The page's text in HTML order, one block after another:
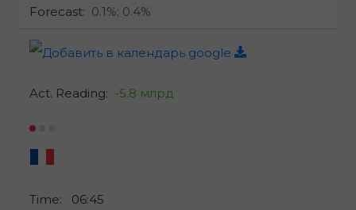
Forecast: 0.1%; 0.4%
Time: 06:45
Act. Reading: -5.8 млрд